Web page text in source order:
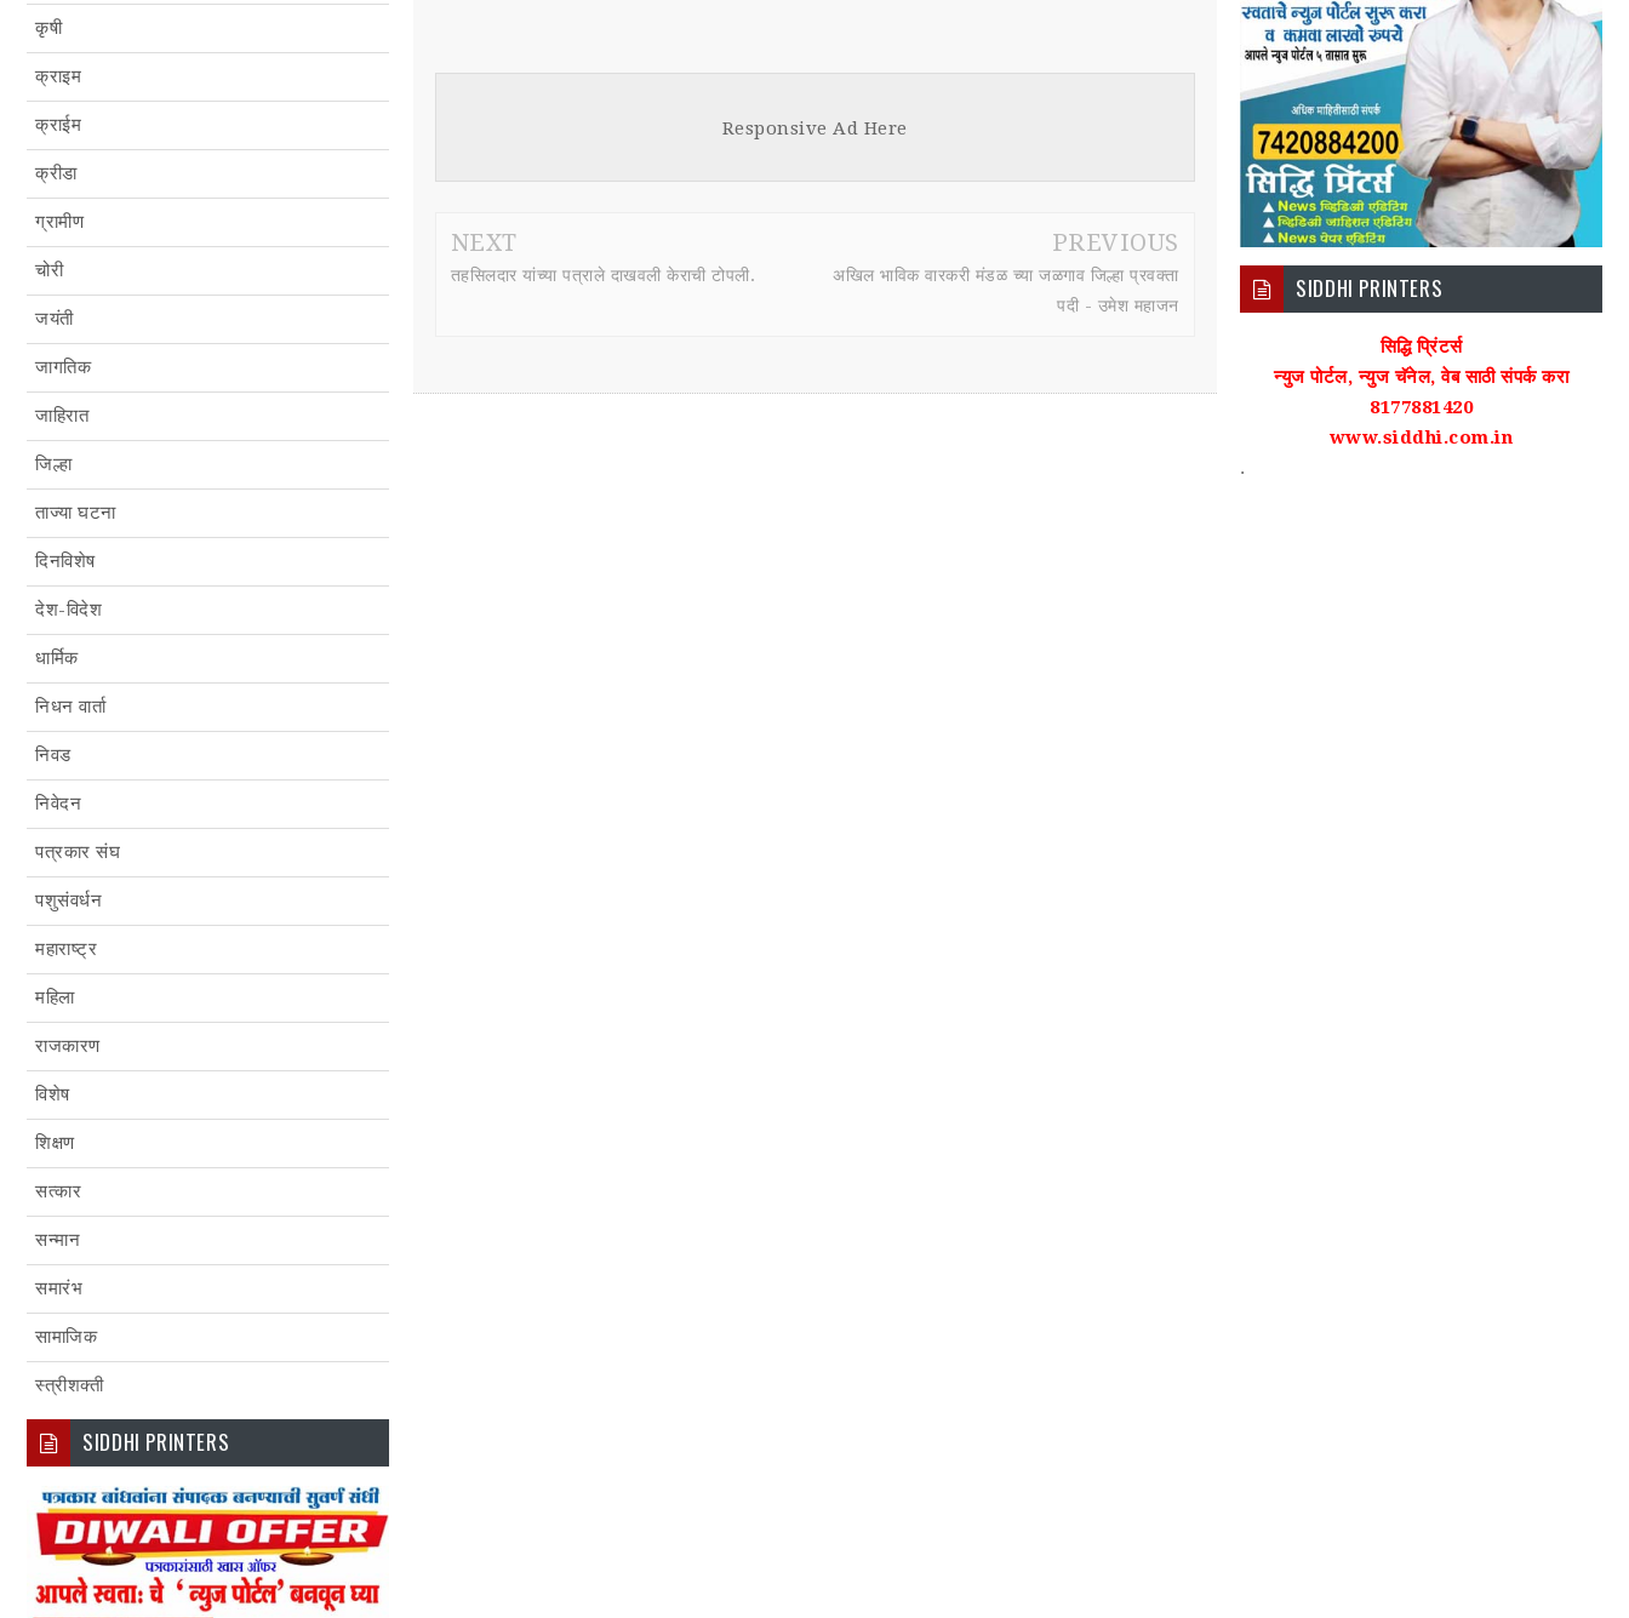
कृषी
क्राइम
क्राईम
क्रीडा
ग्रामीण
चोरी
जयंती
जागतिक
जाहिरात
जिल्हा
ताज्या घटना
दिनविशेष
देश-विदेश
धार्मिक
निधन वार्ता
निवड
निवेदन
पत्रकार संघ
पशुसंवर्धन
महाराष्ट्र
महिला
राजकारण
विशेष
शिक्षण
सत्कार
सन्मान
समारंभ
सामाजिक
स्त्रीशक्ती
SIDDHI PRINTERS
Responsive Ad Here
NEXT
तहसिलदार यांच्या पत्राले दाखवली केराची टोपली.
PREVIOUS
अखिल भाविक वारकरी मंडळ च्या जळगाव जिल्हा प्रवक्ता
पदी - उमेश महाजन
SIDDHI PRINTERS
सिद्धि प्रिंटर्स
न्युज पोर्टल, न्युज चॅनेल, वेब साठी संपर्क करा
8177881420
www.siddhi.com.in
.